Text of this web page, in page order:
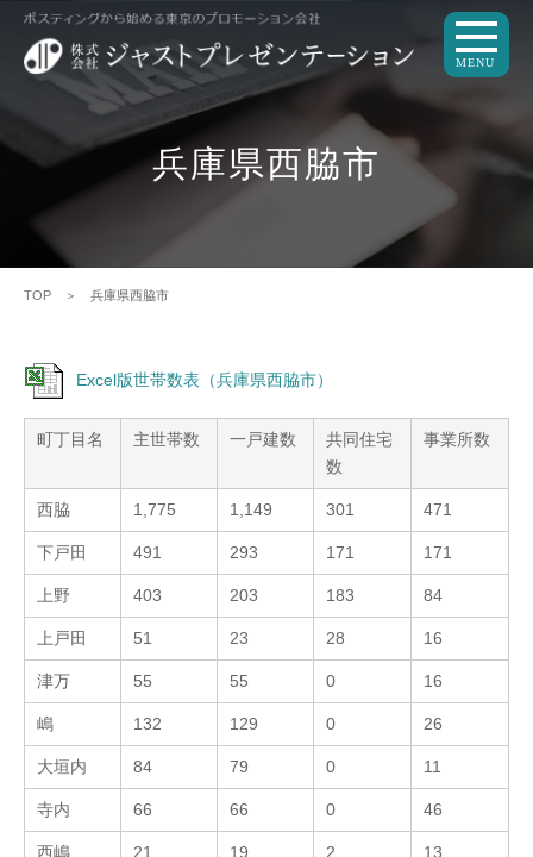
MENU
兵庫県西脇市
TOP ＞ 兵庫県西脇市
Excel版世帯数表（兵庫県西脇市）
町丁目名 主世帯数 一戸建数
共同住宅
数
事業所数
西脇 1,775 1,149 301 471
下戸田 491 293 171 171
上野 403 203 183 84
上戸田 51 23 28 16
津万 55 55 0 16
嶋 132 129 0 26
大垣内 84 79 0 11
寺内 66 66 0 46
西嶋 21 19 2 13